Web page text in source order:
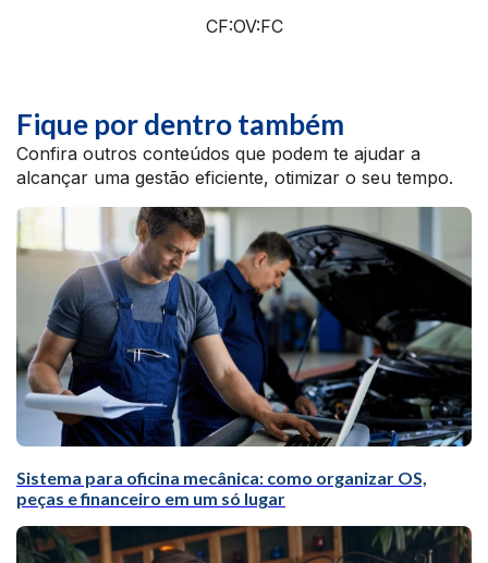
CF:OV:FC
Fique por dentro também
Confira outros conteúdos que podem te ajudar a
alcançar uma gestão eficiente, otimizar o seu tempo.
Sistema para oficina mecânica: como organizar OS,
peças e financeiro em um só lugar